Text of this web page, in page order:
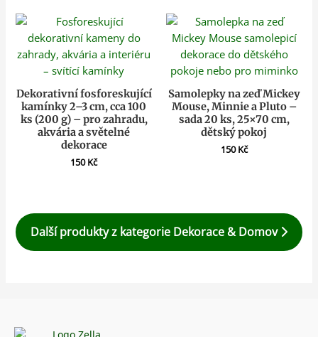
Dekorativní fosforeskující
kamínky 2–3 cm, cca 100
ks (200 g) – pro zahradu,
akvária a světelné
dekorace
150Kč
Samolepky na zeď Mickey
Mouse, Minnie a Pluto –
sada 20 ks, 25×70 cm,
dětský pokoj
150Kč
Další produkty z kategorie Dekorace & Domov